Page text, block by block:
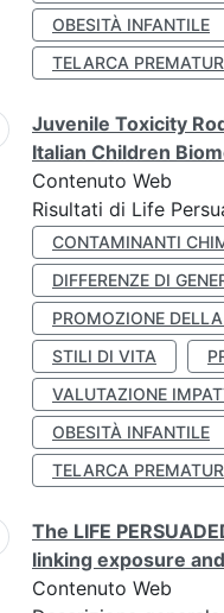
OBESITÀ INFANTILE
TELARCA
Juvenile Toxicity
Italian Children
Contenuto Web
Risultati di Life
CONTAMINANTI
DIFFERENZE DI
PROMOZIONE
STILI DI VITA
VALUTAZIONE
OBESITÀ INFANTILE
TELARCA
The LIFE
linking exposure
Contenuto Web